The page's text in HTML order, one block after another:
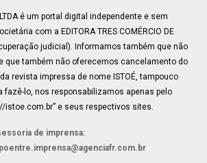
LTDA é um portal digital independente e sem
com a EDITORA TRES COMÉRCIO DE
judicial). Informamos também que não
que também não oferecemos cancelamento do
revista impressa de nome ISTOÉ, tampouco
fazê-lo, nos responsabilizamos apenas pelo
istoe.com.br” e seus respectivos sites.
de imprensa: